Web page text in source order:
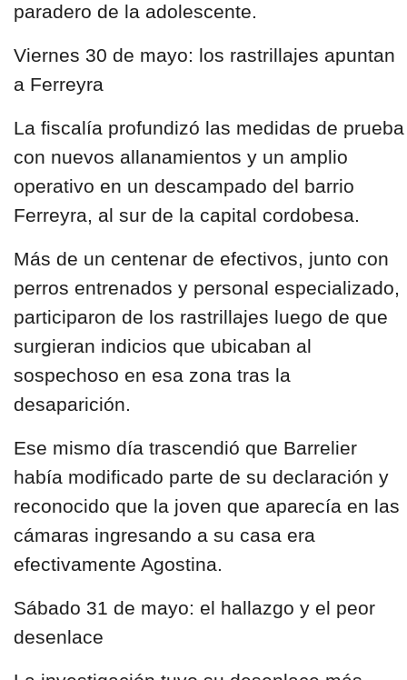
paradero de la adolescente.
Viernes 30 de mayo: los rastrillajes apuntan
a Ferreyra
La fiscalía profundizó las medidas de prueba
con nuevos allanamientos y un amplio
operativo en un descampado del barrio
Ferreyra, al sur de la capital cordobesa.
Más de un centenar de efectivos, junto con
perros entrenados y personal especializado,
participaron de los rastrillajes luego de que
surgieran indicios que ubicaban al
sospechoso en esa zona tras la
desaparición.
Ese mismo día trascendió que Barrelier
había modificado parte de su declaración y
reconocido que la joven que aparecía en las
cámaras ingresando a su casa era
efectivamente Agostina.
Sábado 31 de mayo: el hallazgo y el peor
desenlace